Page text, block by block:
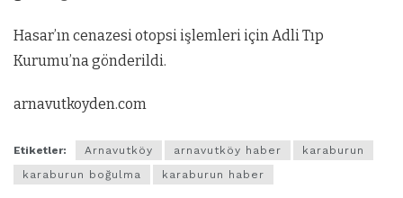
Hasar’ın cenazesi otopsi işlemleri için Adli Tıp
Kurumu’na gönderildi.
arnavutkoyden.com
Etiketler: Arnavutköy arnavutköy haber
karaburun
karaburun boğulma
karaburun haber